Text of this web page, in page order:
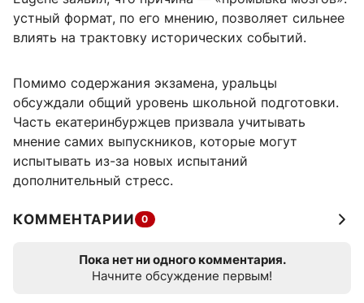
устный формат, по его мнению, позволяет сильнее
влиять на трактовку исторических событий.
Помимо содержания экзамена, уральцы
обсуждали общий уровень школьной подготовки.
Часть екатеринбуржцев призвала учитывать
мнение самих выпускников, которые могут
испытывать из-за новых испытаний
дополнительный стресс.
КОММЕНТАРИИ 0
Пока нет ни одного комментария.
Начните обсуждение первым!